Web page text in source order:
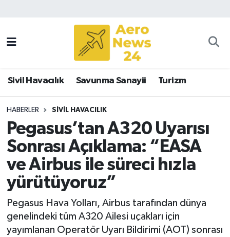
Sivil Havacılık Savunma Sanayii Turizm
HABERLER SIVIL HAVACILIK
Pegasus’tan A320 Uyarısı
Sonrası Açıklama: “EASA
ve Airbus ile süreci hızla
yürütüyoruz”
Pegasus Hava Yolları, Airbus tarafından dünya
genelindeki tüm A320 Ailesi uçakları için
yayımlanan Operatör Uyarı Bildirimi (AOT) sonrası